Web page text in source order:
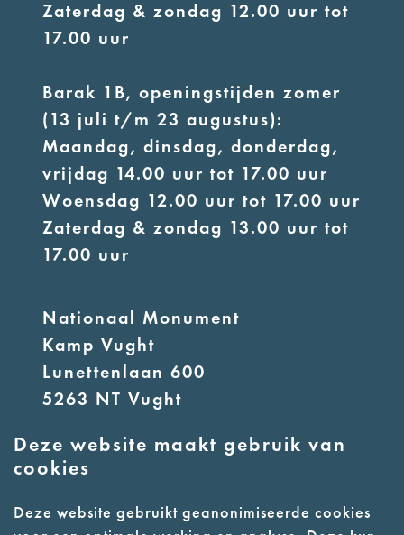
Deze website maakt gebruik van
cookies
Deze website gebruikt geanonimiseerde cookies
Zaterdag & zondag 12.00 uur tot
17.00 uur
Barak 1B, openingstijden zomer
(13 juli t/m 23 augustus):
Maandag, dinsdag, donderdag,
vrijdag 14.00 uur tot 17.00 uur
Woensdag 12.00 uur tot 17.00 uur
Zaterdag & zondag 13.00 uur tot
17.00 uur
Nationaal Monument
Kamp Vught
Lunettenlaan 600
5263 NT Vught
E:info@nmkampvught.nl